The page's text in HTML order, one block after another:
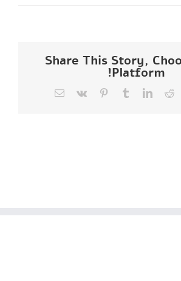
לוגו
Share This Story,
Platform!
Reddit
LinkedIn
Tumblr
Pinterest
Vk
כתובת